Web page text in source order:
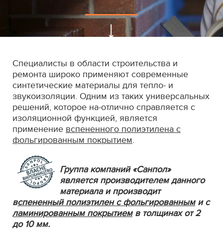
Специалисты в области строительства и
ремонта широко применяют современные
синтетические материалы для тепло- и
звукоизоляции. Одним из таких универсальных
решений, которое на-отлично справляется с
изоляционной функцией, является
применение вспененного полиэтилена с
фольгированным покрытием.
Группа компаний «Санпол»
является производителем данного
материала и производит
вспененный полиэтилен с фольгированными с
ламинированным покрытиемв толщинах от 2
до 10 мм.